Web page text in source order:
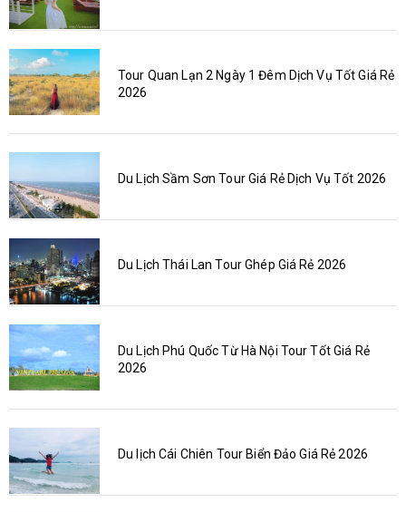
Tour Quan Lạn 2 Ngày 1 Đêm Dịch Vụ Tốt Giá Rẻ
2026
Du Lịch Sầm Sơn Tour Giá Rẻ Dịch Vụ Tốt 2026
Du Lịch Thái Lan Tour Ghép Giá Rẻ 2026
Du Lịch Phú Quốc Từ Hà Nội Tour Tốt Giá Rẻ
2026
Du lịch Cái Chiên Tour Biển Đảo Giá Rẻ 2026